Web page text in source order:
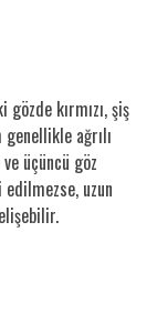
kırmızı, şiş
ağrılı
üçüncü göz
edilmezse, uzun